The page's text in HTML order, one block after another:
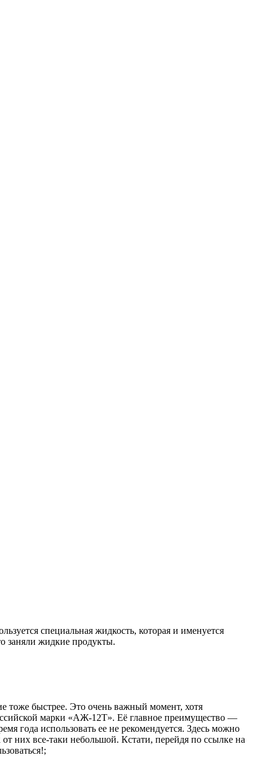
специальная жидкость, которая и именуется
заняли жидкие продукты.
тоже быстрее. Это очень важный момент, хотя
марки «АЖ-12Т». Её главное преимущество —
года использовать ее не рекомендуется. Здесь можно
них все-таки небольшой. Кстати, перейдя по ссылке на